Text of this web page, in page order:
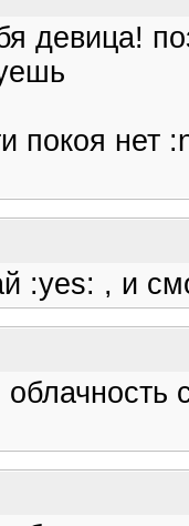
девица!
покоя нет
:yes: , и